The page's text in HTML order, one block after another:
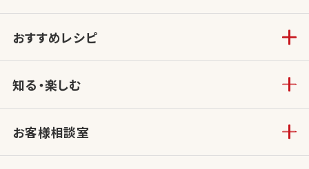
おすすめレシピ
知る・楽しむ
お客様相談室